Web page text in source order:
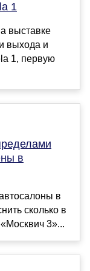
1
выставке
выхода и
1, первую
в
в
сколько в
3»...